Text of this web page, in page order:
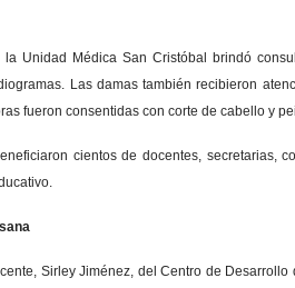
Unidad Médica San Cristóbal brindó
Las damas también recibieron
fueron consentidas con corte de cabello y
cientos de docentes, secretarias,
Sirley Jiménez, del Centro de